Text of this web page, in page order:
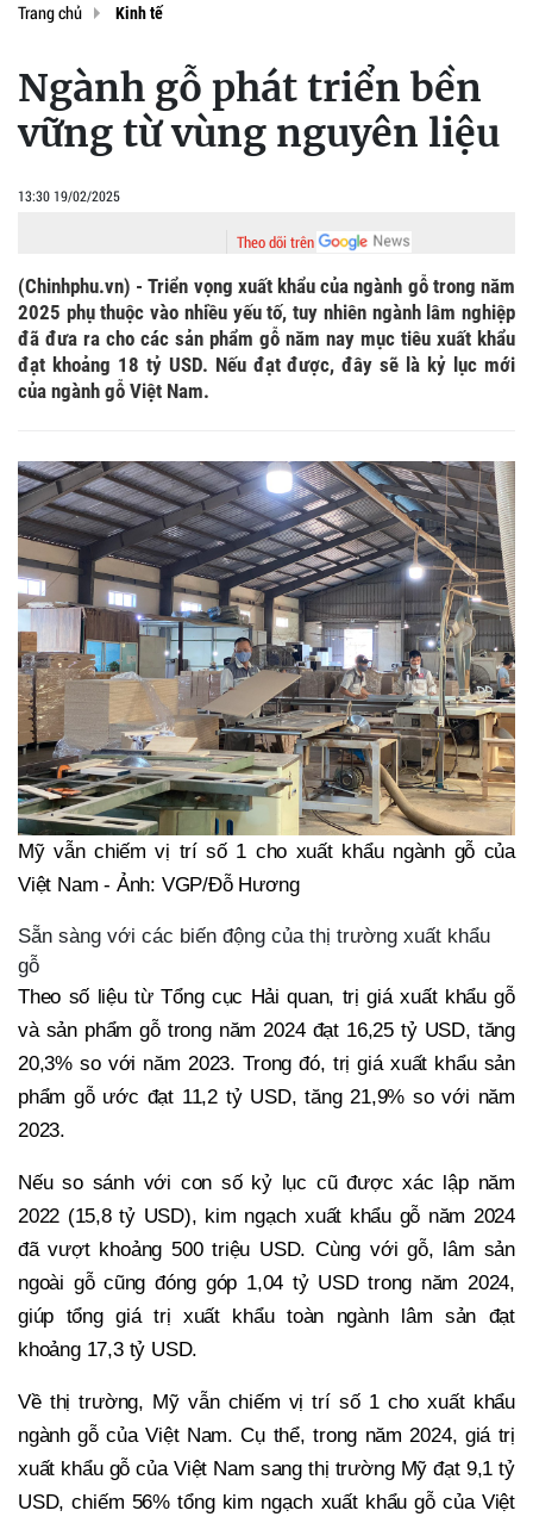
Trang chủ Kinh tế
Ngành gỗ phát triển bền
vững từ vùng nguyên liệu
13:30 19/02/2025
Theo dõi trên
(Chinhphu.vn) - Triển vọng xuất khẩu của ngành gỗ trong năm
2025 phụ thuộc vào nhiều yếu tố, tuy nhiên ngành lâm nghiệp
đã đưa ra cho các sản phẩm gỗ năm nay mục tiêu xuất khẩu
đạt khoảng 18 tỷ USD. Nếu đạt được, đây sẽ là kỷ lục mới
của ngành gỗ Việt Nam.
Mỹ vẫn chiếm vị trí số 1 cho xuất khẩu ngành gỗ của
Việt Nam - Ảnh: VGP/Đỗ Hương
Sẵn sàng với các biến động của thị trường xuất khẩu
gỗ
Theo số liệu từ Tổng cục Hải quan, trị giá xuất khẩu gỗ
và sản phẩm gỗ trong năm 2024 đạt 16,25 tỷ USD, tăng
20,3% so với năm 2023. Trong đó, trị giá xuất khẩu sản
phẩm gỗ ước đạt 11,2 tỷ USD, tăng 21,9% so với năm
2023.
Nếu so sánh với con số kỷ lục cũ được xác lập năm
2022 (15,8 tỷ USD), kim ngạch xuất khẩu gỗ năm 2024
đã vượt khoảng 500 triệu USD. Cùng với gỗ, lâm sản
ngoài gỗ cũng đóng góp 1,04 tỷ USD trong năm 2024,
giúp tổng giá trị xuất khẩu toàn ngành lâm sản đạt
khoảng 17,3 tỷ USD.
Về thị trường, Mỹ vẫn chiếm vị trí số 1 cho xuất khẩu
ngành gỗ của Việt Nam. Cụ thể, trong năm 2024, giá trị
xuất khẩu gỗ của Việt Nam sang thị trường Mỹ đạt 9,1 tỷ
USD, chiếm 56% tổng kim ngạch xuất khẩu gỗ của Việt